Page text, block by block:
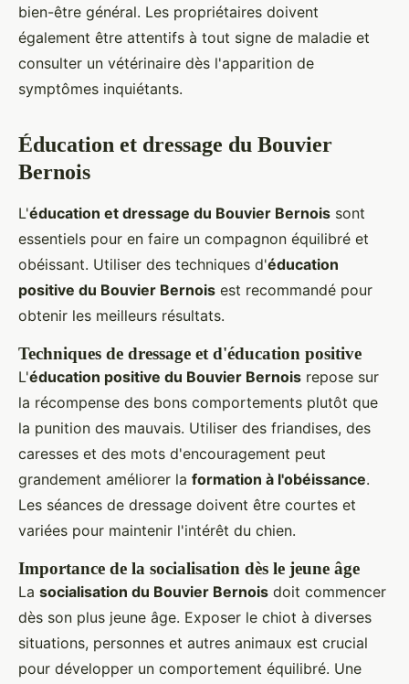
bien-être général. Les propriétaires doivent
également être attentifs à tout signe de maladie et
consulter un vétérinaire dès l'apparition de
symptômes inquiétants.
Éducation et dressage du Bouvier
Bernois
L'éducation et dressage du Bouvier Bernois sont
essentiels pour en faire un compagnon équilibré et
obéissant. Utiliser des techniques d'éducation
positive du Bouvier Bernois est recommandé pour
obtenir les meilleurs résultats.
Techniques de dressage et d'éducation positive
L'éducation positive du Bouvier Bernois repose sur
la récompense des bons comportements plutôt que
la punition des mauvais. Utiliser des friandises, des
caresses et des mots d'encouragement peut
grandement améliorer la formation à l'obéissance.
Les séances de dressage doivent être courtes et
variées pour maintenir l'intérêt du chien.
Importance de la socialisation dès le jeune âge
La socialisation du Bouvier Bernois doit commencer
dès son plus jeune âge. Exposer le chiot à diverses
situations, personnes et autres animaux est crucial
pour développer un comportement équilibré. Une